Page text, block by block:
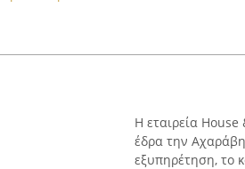
Η εταιρεία
έδρα την
εξυπηρέτηση, το